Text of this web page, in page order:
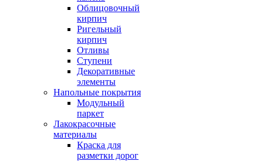
Облицовочный
кирпич
Ригельный
кирпич
Отливы
Ступени
Декоративные
элементы
Напольные покрытия
Модульный
паркет
Лакокрасочные
материалы
Краска для
разметки дорог